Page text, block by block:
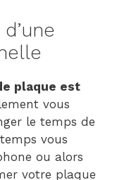
plaque est
vous
le temps de
vous
ou alors
votre plaque